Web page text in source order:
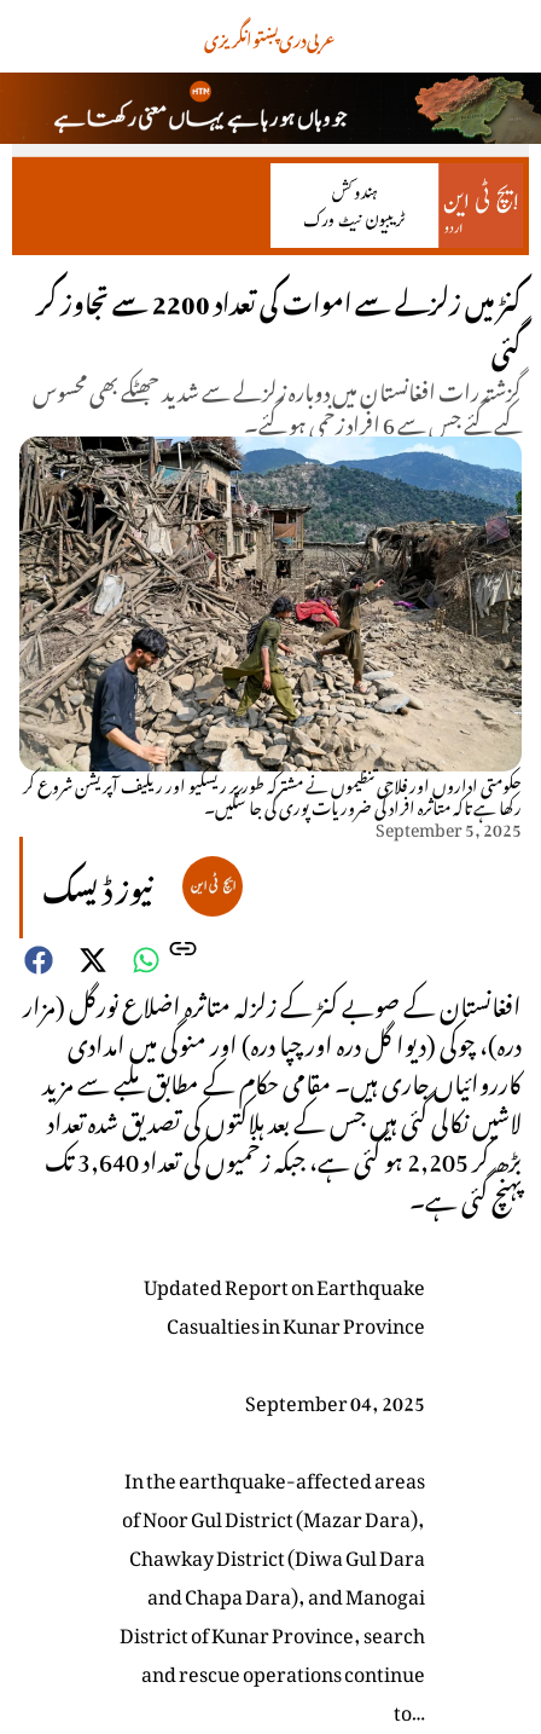
انگریزیپښتودریعربی
کنڑ میں زلزلے سے اموات کی تعداد 2200 سے تجاوز کر
گئی
گزشتہ رات افغانستان میں دوبارہ زلزلے سے شدید جھٹکے بھی محسوس
کیے گئے جس سے 6 افراد زخمی ہو گئے۔
حکومتی اداروں اور فلاحی تنظیموں نے مشترکہ طور پر ریسکیو اور ریلیف آپریشن شروع کر
رکھا ہے تاکہ متاثرہ افراد کی ضروریات پوری کی جا سکیں۔
September 5, 2025
نیوز ڈیسک
افغانستان کے صوبے کنڑ کے زلزلہ متاثرہ اضلاع نورگل (مزار
درہ)، چوکی (دیوا گل درہ اور چپا درہ) اور منوگی میں امدادی
کارروائیاں جاری ہیں۔ مقامی حکام کے مطابق ملبے سے مزید
لاشیں نکالی گئی ہیں جس کے بعد ہلاکتوں کی تصدیق شدہ تعداد
بڑھ کر 2,205 ہو گئی ہے، جبکہ زخمیوں کی تعداد 3,640 تک
پہنچ گئی ہے۔
Updated Report on Earthquake
Casualties in Kunar Province
September 04, 2025
In the earthquake-affected areas
of Noor Gul District (Mazar Dara),
Chawkay District (Diwa Gul Dara
and Chapa Dara), and Manogai
District of Kunar Province, search
and rescue operations continue
to…